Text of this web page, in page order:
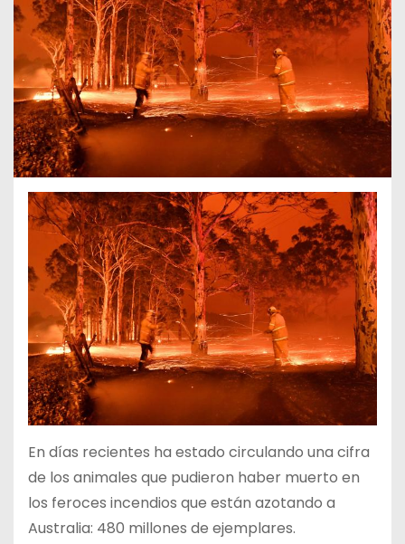
En días recientes ha estado circulando una cifra
de los animales que pudieron haber muerto en
los feroces incendios que están azotando a
Australia: 480 millones de ejemplares.